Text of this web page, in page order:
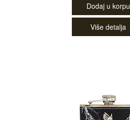
Dodaj u korpu
Više detalja